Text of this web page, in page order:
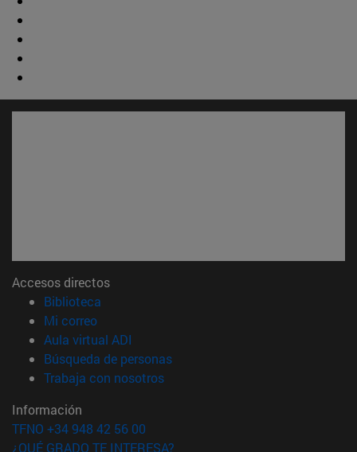
Accesos directos
Biblioteca
Mi correo(abre en nueva ventana)
Aula virtual ADI
Búsqueda de personas(abre en nueva ventana)
Trabaja con nosotros(abre en nueva ventana)
Información
TFNO +34 948 42 56 00
¿QUÉ GRADO TE INTERESA?